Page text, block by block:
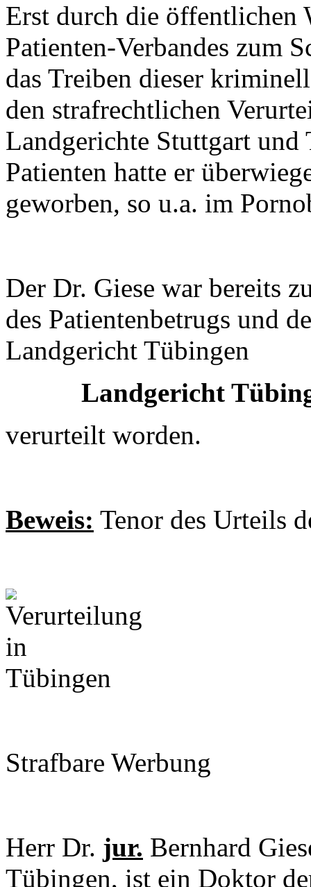
Erst durch die öffentlichen
Patienten-Verbandes zum
das Treiben dieser
den strafrechtlichen
Landgerichte Stuttgart
Patienten hatte er
geworben, so u.a. im
Der Dr. Giese war bereits
des Patientenbetrugs und
Landgericht Tübingen
Landgericht
verurteilt worden.
Beweis: Tenor des Urteils
Strafbare Werbung
Herr Dr. jur. Bernhard
Tübingen, ist ein Doktor